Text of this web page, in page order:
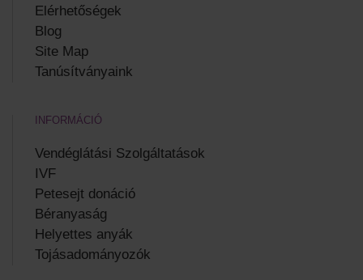
Elérhetőségek
Blog
Site Map
Tanúsítványaink
INFORMÁCIÓ
Vendéglátási Szolgáltatások
IVF
Petesejt donáció
Béranyaság
Helyettes anyák
Tojásadományozók